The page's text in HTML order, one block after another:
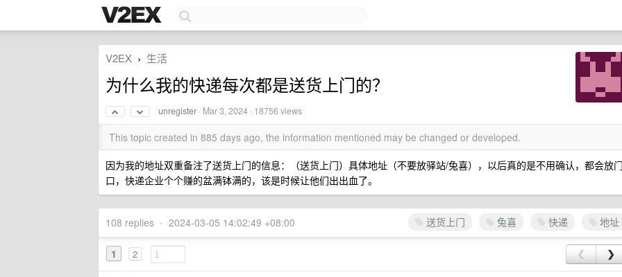
V2EX › 生活
为什么我的快递每次都是送货上门的？
unregister · Mar 3, 2024 · 18756 views
This topic created in 885 days ago, the information mentioned may be changed or developed.
因为我的地址双重备注了送货上门的信息：（送货上门）具体地址（不要放驿站/兔喜），以后真的是不用确认，都会放门
口，快递企业个个赚的盆满钵满的，该是时候让他们出出血了。
送货上门 兔喜 快递 地址
108 replies • 2024-03-05 14:02:49 +08:00
1 2 ❮ ❯